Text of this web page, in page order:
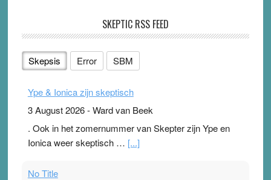
SKEPTIC RSS FEED
Skepsis Error SBM
Ype & Ionica zijn skeptisch
3 August 2026-Ward van Beek
. Ook in het zomernummer van Skepter zijn Ype en
Ionica weer skeptisch … [...]
No Title